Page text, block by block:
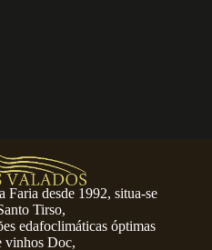
Faria desde 1992, situa-se
Tirso,
edafoclimáticas óptimas
vinhos Doc,